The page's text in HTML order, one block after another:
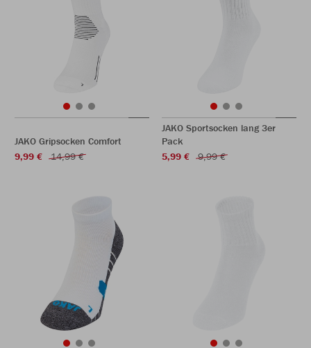
JAKO Gripsocken Comfort
9,99 €
14,99 €
JAKO Sportsocken lang 3er
Pack
5,99 €
9,99 €